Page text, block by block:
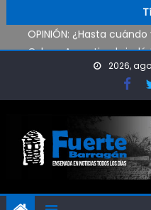
Pueblo Nuevo suma
OPINIÓN: ¿Hasta
Oxbow Argentina
Oportunidad para
2026,